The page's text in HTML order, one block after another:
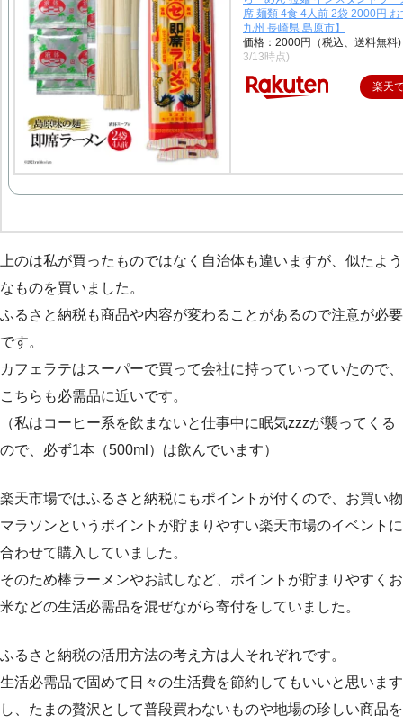
席 麺類 4食 4人前 2袋 2000円 お
九州 長崎県 島原市】
価格：2000円（税込、送料無料)
3/13時点)
楽天
上のは私が買ったものではなく自治体も違いますが、似たよう
なものを買いました。
ふるさと納税も商品や内容が変わることがあるので注意が必要
です。
カフェラテはスーパーで買って会社に持っていっていたので、
こちらも必需品に近いです。
（私はコーヒー系を飲まないと仕事中に眠気zzzが襲ってくる
ので、必ず1本（500ml）は飲んでいます）
楽天市場ではふるさと納税にもポイントが付くので、お買い物
マラソンというポイントが貯まりやすい楽天市場のイベントに
合わせて購入していました。
そのため棒ラーメンやお試しなど、ポイントが貯まりやすくお
米などの生活必需品を混ぜながら寄付をしていました。
ふるさと納税の活用方法の考え方は人それぞれです。
生活必需品で固めて日々の生活費を節約してもいいと思います
し、たまの贅沢として普段買わないものや地場の珍しい商品を